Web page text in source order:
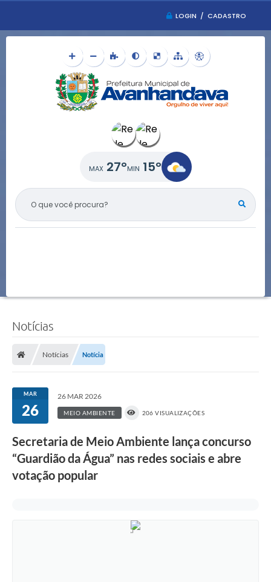
LOGIN / CADASTRO
O QUE VOCÊ PROCURA?
27° 15°
Notícias
Notícias Notícia
MAR
26
26 MAR 2026
MEIO AMBIENTE 206 VISUALIZAÇÕES
Secretaria de Meio Ambiente lança concurso
“Guardião da Água” nas redes sociais e abre
votação popular